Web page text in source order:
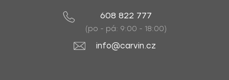
608 822 777
(po - pá: 9:00 - 18:00)
info@carvin.cz